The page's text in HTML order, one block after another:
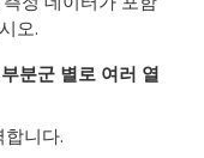
오.
분군 별로 여러 열
니다.